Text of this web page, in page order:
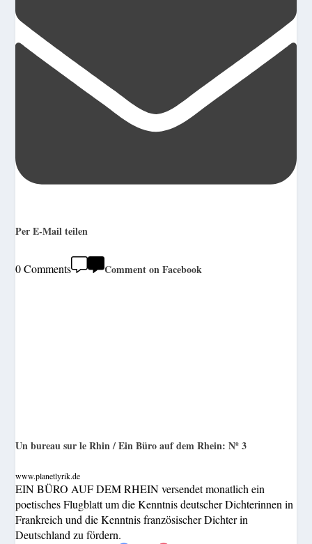
Per E-Mail teilen
0 Comments Comment on Facebook
Un bureau sur le Rhin / Ein Büro auf dem Rhein: Nº 3
www.planetlyrik.de
EIN BÜRO AUF DEM RHEIN versendet monatlich ein
poetisches Flugblatt um die Kenntnis deutscher Dichterinnen in
Frankreich und die Kenntnis französischer Dichter in
Deutschland zu fördern.